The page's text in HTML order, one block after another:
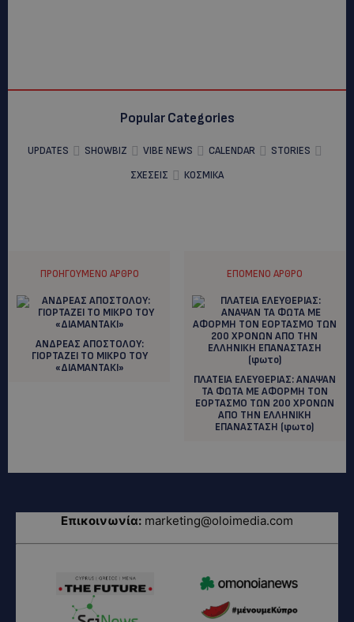
Popular Categories
UPDATES SHOWBIZ VIBE NEWS CALENDAR
STORIES
ΣΧΕΣΕΙΣ
ΚΟΣΜΙΚΑ
ΠΡΟΗΓΟΎΜΕΝΟ ΆΡΘΡΟ
ANΔΡΕΑΣ ΑΠΟΣΤΟΛΟΥ:
ΓΙΟΡΤΑΖΕΙ ΤΟ ΜΙΚΡΟ ΤΟΥ
«ΔΙΑΜΑΝΤΑΚΙ»
ΕΠΌΜΕΝΟ ΆΡΘΡΟ
ΠΛΑΤΕΙΑ ΕΛΕΥΘΕΡΙΑΣ: ΑΝΑΨΑΝ
ΤΑ ΦΩΤΑ ΜΕ ΑΦΟΡΜΗ ΤΟΝ
ΕΟΡΤΑΣΜΟ ΤΩΝ 200 ΧΡΟΝΩΝ
ΑΠΟ ΤΗΝ ΕΛΛΗΝΙΚΗ
ΕΠΑΝΑΣΤΑΣΗ (φωτο)
Επικοινωνία: marketing@oloimedia.com